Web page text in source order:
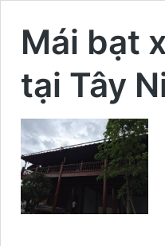
Mái bạt
tại Tây